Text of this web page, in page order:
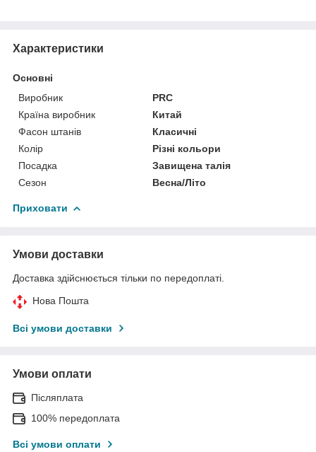
Характеристики
Основні
Виробник
PRC
Країна виробник
Китай
Фасон штанів
Класичні
Колір
Різні кольори
Посадка
Завищена талія
Сезон
Весна/Літо
Приховати
Умови доставки
Доставка здійснюється тільки по передоплаті.
Нова Пошта
Всі умови доставки
Умови оплати
Післяплата
100% передоплата
Всі умови оплати